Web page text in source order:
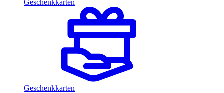
Geschenkkarten
Geschenkkarten